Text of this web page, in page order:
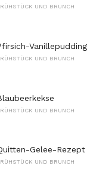
UND BRUNCH
UND BRUNCH
UND BRUNCH
Gelee-Rezept
UND BRUNCH